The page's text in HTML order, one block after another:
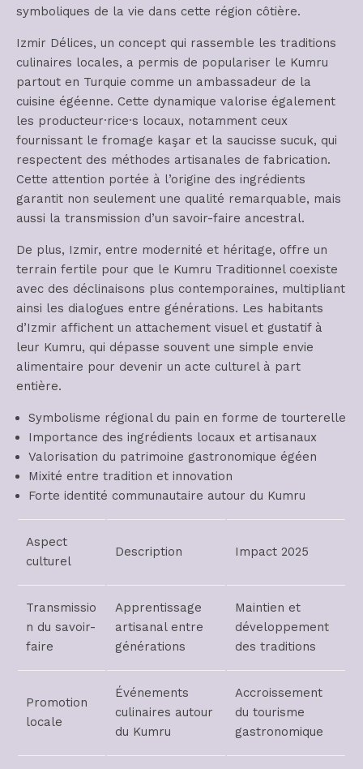
symboliques de la vie dans cette région côtière.
Izmir Délices, un concept qui rassemble les traditions
culinaires locales, a permis de populariser le Kumru
partout en Turquie comme un ambassadeur de la
cuisine égéenne. Cette dynamique valorise également
les producteur·rice·s locaux, notamment ceux
fournissant le fromage kaşar et la saucisse sucuk, qui
respectent des méthodes artisanales de fabrication.
Cette attention portée à l’origine des ingrédients
garantit non seulement une qualité remarquable, mais
aussi la transmission d’un savoir-faire ancestral.
De plus, Izmir, entre modernité et héritage, offre un
terrain fertile pour que le Kumru Traditionnel coexiste
avec des déclinaisons plus contemporaines, multipliant
ainsi les dialogues entre générations. Les habitants
d’Izmir affichent un attachement visuel et gustatif à
leur Kumru, qui dépasse souvent une simple envie
alimentaire pour devenir un acte culturel à part
entière.
Symbolisme régional du pain en forme de tourterelle
Importance des ingrédients locaux et artisanaux
Valorisation du patrimoine gastronomique égéen
Mixité entre tradition et innovation
Forte identité communautaire autour du Kumru
Aspect
culturel
Description Impact 2025
Transmissio
n du savoir-
faire
Apprentissage
artisanal entre
générations
Maintien et
développement
des traditions
Promotion
locale
Événements
culinaires autour
du Kumru
Accroissement
du tourisme
gastronomique